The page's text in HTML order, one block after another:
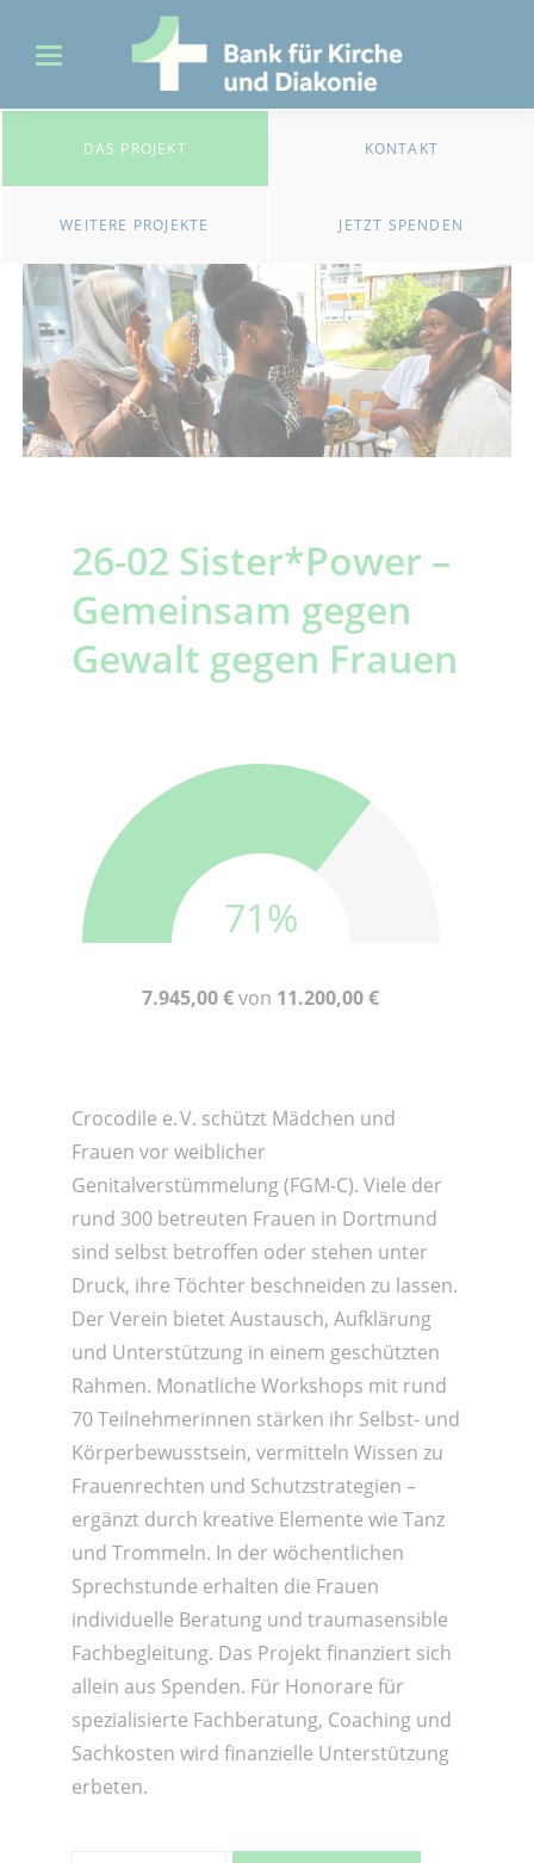
DAS PROJEKT KONTAKT
WEITERE PROJEKTE JETZT SPENDEN
26-02 Sister*Power –
Gemeinsam gegen
Gewalt gegen Frauen
71%
7.945,00 €von 11.200,00 €
Crocodile e. V. schützt Mädchen und
Frauen vor weiblicher
Genitalverstümmelung (FGM-C). Viele der
rund 300 betreuten Frauen in Dortmund
sind selbst betroffen oder stehen unter
Druck, ihre Töchter beschneiden zu lassen.
Der Verein bietet Austausch, Aufklärung
und Unterstützung in einem geschützten
Rahmen. Monatliche Workshops mit rund
70 Teilnehmerinnen stärken ihr Selbst- und
Körperbewusstsein, vermitteln Wissen zu
Frauenrechten und Schutzstrategien –
ergänzt durch kreative Elemente wie Tanz
und Trommeln. In der wöchentlichen
Sprechstunde erhalten die Frauen
individuelle Beratung und traumasensible
Fachbegleitung. Das Projekt finanziert sich
allein aus Spenden. Für Honorare für
spezialisierte Fachberatung, Coaching und
Sachkosten wird finanzielle Unterstützung
erbeten.